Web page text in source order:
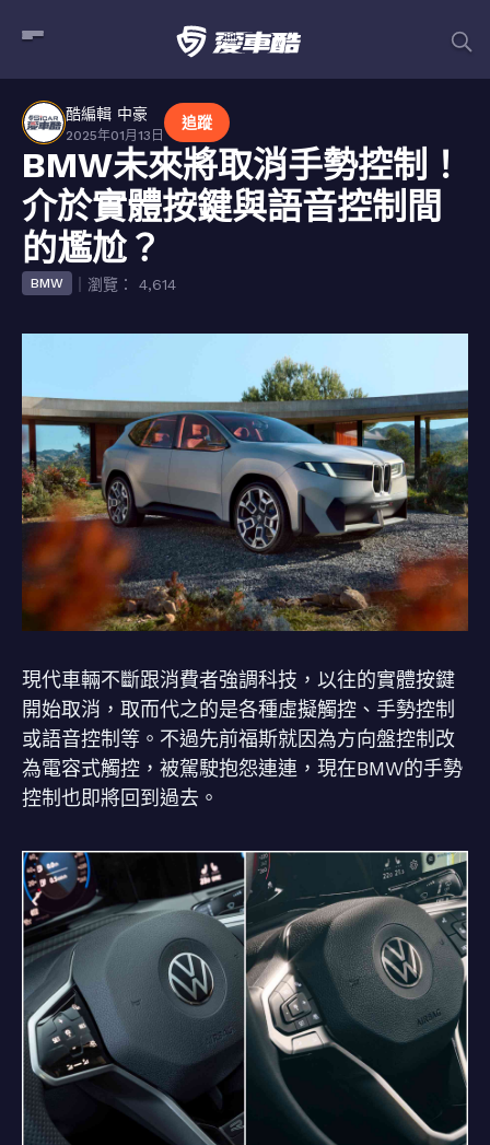
酷編輯 中豪
2025年01月13日
追蹤
BMW未來將取消手勢控制！
介於實體按鍵與語音控制間
的尷尬？
BMW ｜瀏覽： 4,614
現代車輛不斷跟消費者強調科技，以往的實體按鍵
開始取消，取而代之的是各種虛擬觸控、手勢控制
或語音控制等。不過先前福斯就因為方向盤控制改
為電容式觸控，被駕駛抱怨連連，現在BMW的手勢
控制也即將回到過去。